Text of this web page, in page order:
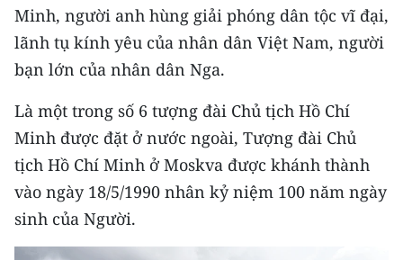
E-Magazine
Video
Media Kinh tế
Media Văn hóa
Media Xã hội
Media Pháp luật
Minh, người anh hùng giải phóng dân tộc vĩ đại,
lãnh tụ kính yêu của nhân dân Việt Nam, người
bạn lớn của nhân dân Nga.
Là một trong số 6 tượng đài Chủ tịch Hồ Chí
Minh được đặt ở nước ngoài, Tượng đài Chủ
tịch Hồ Chí Minh ở Moskva được khánh thành
vào ngày 18/5/1990 nhân kỷ niệm 100 năm ngày
sinh của Người.